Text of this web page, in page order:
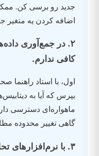
جدید رو برسی کن.
اضافه کردن یه متغیر
۲. در جمع‌آوری
کافی ندارم.
اول، با استاد
بپرس که آیا به
ماهواره‌ای دسترسی
گاهی تغییر محدوده
۳. با نرم‌افزارهای